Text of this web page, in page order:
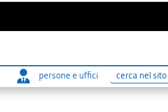
persone e uffici
Ricerca